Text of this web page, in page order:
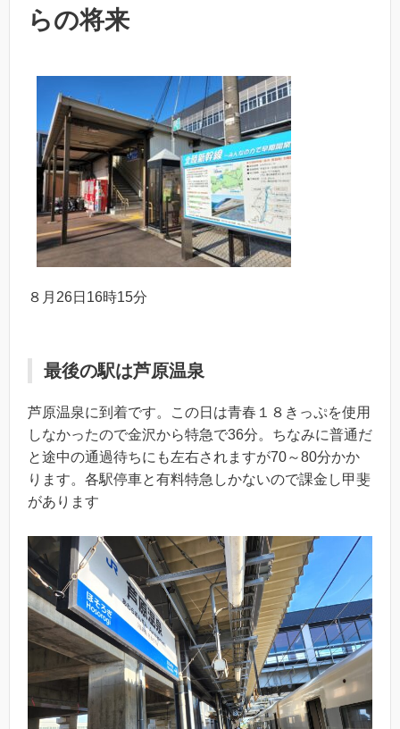
らの将来
８月26日16時15分
最後の駅は芦原温泉
芦原温泉に到着です。この日は青春１８きっぷを使用
しなかったので金沢から特急で36分。ちなみに普通だ
と途中の通過待ちにも左右されますが70～80分かか
ります。各駅停車と有料特急しかないので課金し甲斐
があります